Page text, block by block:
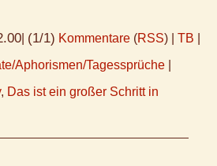
(1/1) Kommentare (RSS) | TB
Aphorismen/Tagessprüche
, Das ist ein großer Schritt in